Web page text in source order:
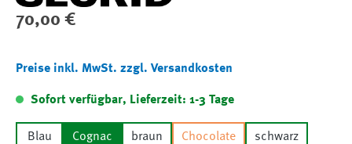
Regulärer Preis:
70,00 €
Preise inkl. MwSt. zzgl. Versandkosten
Sofort verfügbar, Lieferzeit: 1-3 Tage
Blau Cognac braun Chocolate schwarz